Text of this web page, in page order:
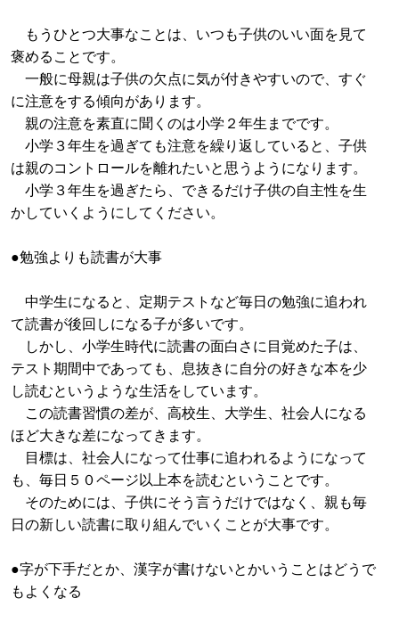
もうひとつ大事なことは、いつも子供のいい面を見て
褒めることです。
一般に母親は子供の欠点に気が付きやすいので、すぐ
に注意をする傾向があります。
親の注意を素直に聞くのは小学２年生までです。
小学３年生を過ぎても注意を繰り返していると、子供
は親のコントロールを離れたいと思うようになります。
小学３年生を過ぎたら、できるだけ子供の自主性を生
かしていくようにしてください。
●勉強よりも読書が大事
中学生になると、定期テストなど毎日の勉強に追われ
て読書が後回しになる子が多いです。
しかし、小学生時代に読書の面白さに目覚めた子は、
テスト期間中であっても、息抜きに自分の好きな本を少
し読むというような生活をしています。
この読書習慣の差が、高校生、大学生、社会人になる
ほど大きな差になってきます。
目標は、社会人になって仕事に追われるようになって
も、毎日５０ページ以上本を読むということです。
そのためには、子供にそう言うだけではなく、親も毎
日の新しい読書に取り組んでいくことが大事です。
●字が下手だとか、漢字が書けないとかいうことはどうで
もよくなる